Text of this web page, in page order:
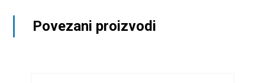
Povezani proizvodi